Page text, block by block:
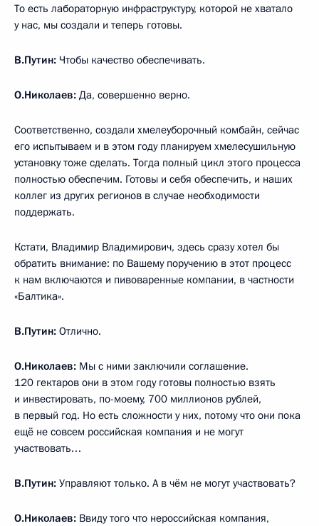
То есть лабораторную инфраструктуру, которой не хватало
у нас, мы создали и теперь готовы.
В.Путин: Чтобы качество обеспечивать.
О.Николаев: Да, совершенно верно.
Соответственно, создали хмелеуборочный комбайн, сейчас
его испытываем и в этом году планируем хмелесушильную
установку тоже сделать. Тогда полный цикл этого процесса
полностью обеспечим. Готовы и себя обеспечить, и наших
коллег из других регионов в случае необходимости
поддержать.
Кстати, Владимир Владимирович, здесь сразу хотел бы
обратить внимание: по Вашему поручению в этот процесс
к нам включаются и пивоваренные компании, в частности
«Балтика».
В.Путин: Отлично.
О.Николаев: Мы с ними заключили соглашение.
120 гектаров они в этом году готовы полностью взять
и инвестировать, по-моему, 700 миллионов рублей,
в первый год. Но есть сложности у них, потому что они пока
ещё не совсем российская компания и не могут
участвовать…
В.Путин: Управляют только. А в чём не могут участвовать?
О.Николаев: Ввиду того что нероссийская компания,